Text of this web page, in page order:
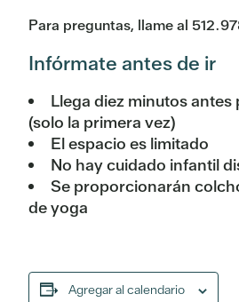
Para preguntas, llame al
Infórmate antes de ir
Llega diez minutos
(solo la primera vez)
El espacio es limitado
No hay cuidado infantil
Se proporcionarán
de yoga
Agregar al calendario